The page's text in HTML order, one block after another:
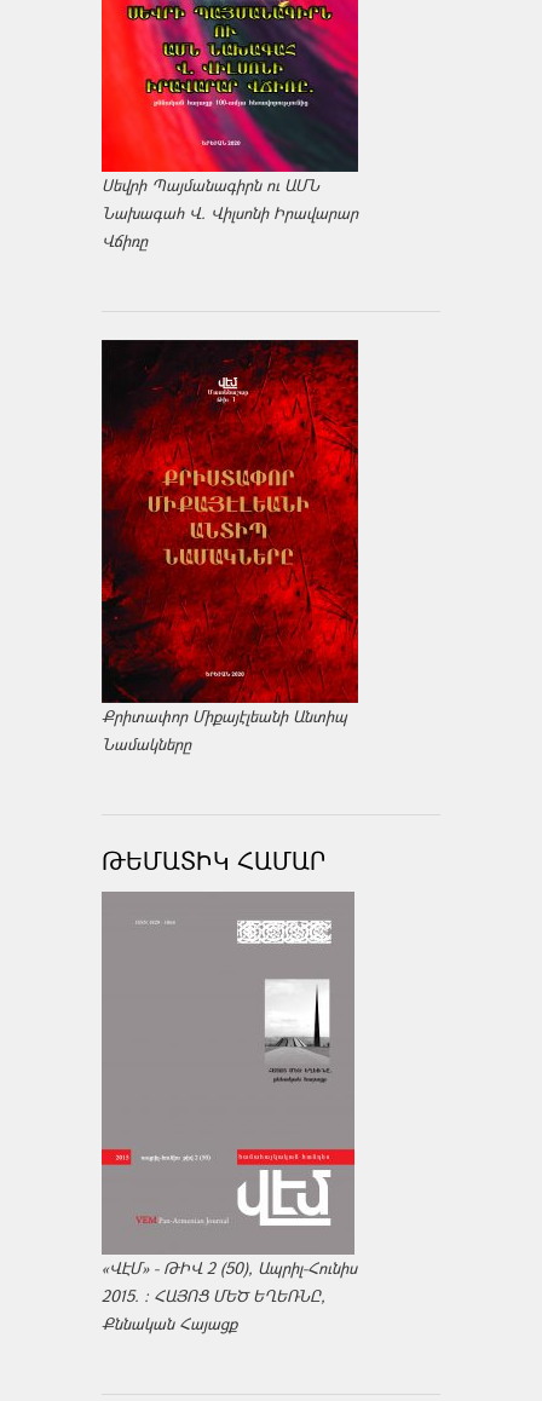
Սեվրի Պայմանագիրն ու ԱՄՆ
Նախագահ Վ. Վիլսոնի Իրավարար
Վճիռը
Քրիտափոր Միքայէլեանի Անտիպ
Նամակները
ԹԵՄԱՏԻԿ ՀԱՄԱՐ
«ՎԷՄ» - ԹԻՎ 2 (50), Ապրիլ-Հունիս
2015. : ՀԱՅՈՑ ՄԵԾ ԵՂԵՌՆԸ,
Քննական Հայացք